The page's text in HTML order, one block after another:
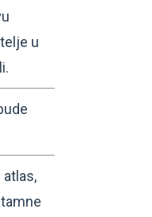
u
atlas,